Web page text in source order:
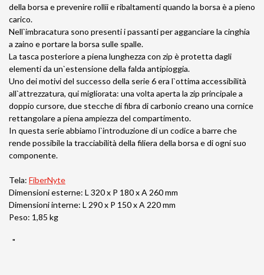
della borsa e prevenire rollii e ribaltamenti quando la borsa è a pieno
carico.
Nell`imbracatura sono presenti i passanti per agganciare la cinghia
a zaino e portare la borsa sulle spalle.
La tasca posteriore a piena lunghezza con zip è protetta dagli
elementi da un`estensione della falda antipioggia.
Uno dei motivi del successo della serie 6 era l`ottima accessibilità
all`attrezzatura, qui migliorata: una volta aperta la zip principale a
doppio cursore, due stecche di fibra di carbonio creano una cornice
rettangolare a piena ampiezza del compartimento.
In questa serie abbiamo l`introduzione di un codice a barre che
rende possibile la tracciabilità della filiera della borsa e di ogni suo
componente.
Tela: FiberNyte
Dimensioni esterne: L 320 x P 180 x A 260 mm
Dimensioni interne: L 290 x P 150 x A 220 mm
Peso: 1,85 kg
"